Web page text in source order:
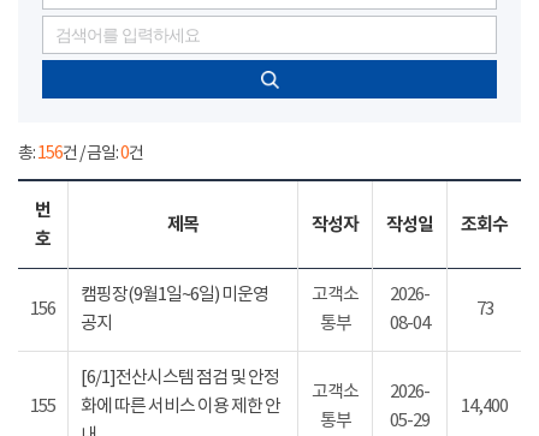
총:156건 / 금일:0건
번
호
제목 작성자 작성일 조회수
156
캠핑장(9월1일~6일) 미운영
공지
고객소
통부
2026-
08-04
73
155
[6/1]전산시스템 점검 및 안정
화에 따른 서비스 이용 제한 안
고객소
통부
2026-
05-29
14,400